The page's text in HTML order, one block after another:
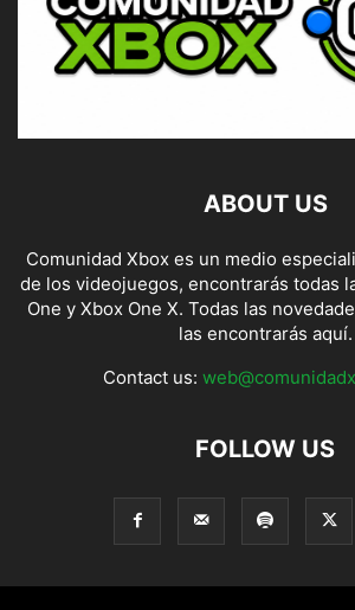
ABOUT US
Comunidad Xbox es un medio
de los videojuegos, encontrarás todas
One y Xbox One X. Todas las
las encontrarás aquí.
Contact us:
FOLLOW US